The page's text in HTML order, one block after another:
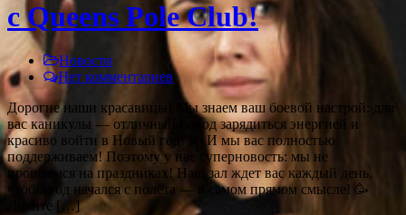
с Queens Pole Club!
Новости
Нет комментариев
Дорогие наши красавицы! Мы знаем ваш боевой настрой: для
вас каникулы — отличный повод зарядиться энергией и
красиво войти в Новый год! 💫 И мы вас полностью
поддерживаем! Поэтому у нас суперновость: мы не
прощаемся на праздниках! Наш зал ждет вас каждый день,
чтобы год начался с полёта — в самом прямом смысле! 🥳
Ловите […]